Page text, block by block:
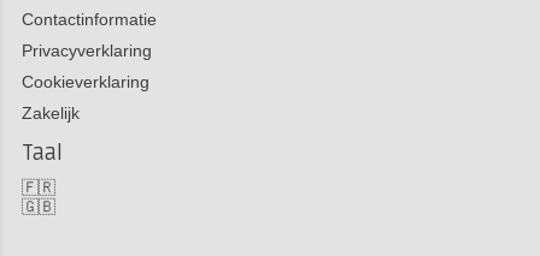
Contactinformatie
Privacyverklaring
Cookieverklaring
Zakelijk
Taal
🇫🇷
🇬🇧